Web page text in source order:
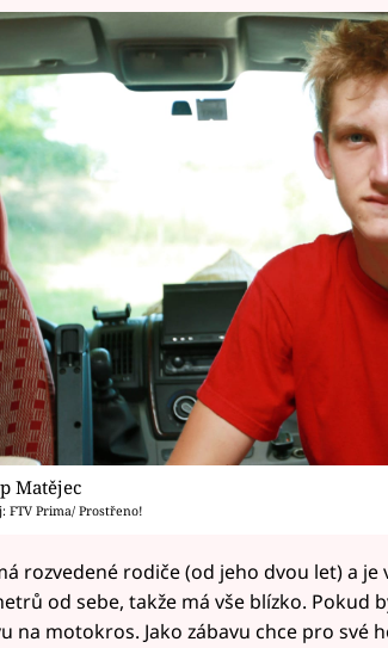
Matějec
FTV Prima/ Prostřeno!
rozvedené rodiče (od jeho dvou let) a
od sebe, takže má vše blízko. Pokud
na motokros. Jako zábavu chce pro své